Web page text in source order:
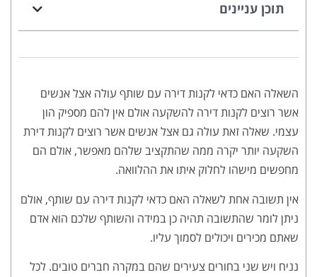
תוכן עניינים
השאלה האם כדאי לקנות דירה עם שותף עולה אצל אנשים
אשר רוצים לקנות דירה להשקעה אולם אין להם מספיק הון
עצמי. שאלה זאת עולה גם אצל אנשים אשר רוצים לקנות דירת
השקעה יותר יקרה ממה שהתקציב שלהם מאפשר, אולם הם
מחפשים מישהו לחלוק איתו את ההלוואה.
אין תשובה אחת לשאלה האם כדאי לקנות דירה עם שותף, אולם
ניתן לומר שהתשובה תהיה כן במידה והשותף שלכם הוא אדם
שאתם מכירים ויכולים לסמוך עליו.
נניח ויש שני בחורים צעירים שהם במקרה חברים טובים. לכל